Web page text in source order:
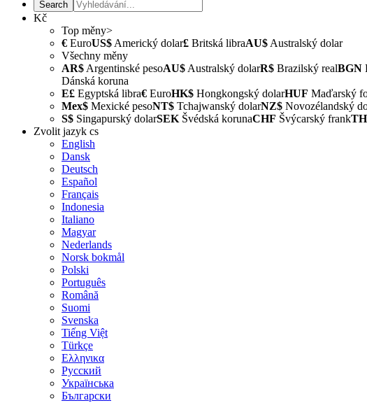
Kč
Top měny>
€ EuroUS$ Americký dolar£ Britská libraAU$ Australský dolar
Všechny měny
AR$ Argentinské pesoAU$ Australský dolarR$ Brazilský realBGN
Dánská koruna
E£ Egyptská libra€ EuroHK$ Hongkongský dolarHUF Maďarský
Mex$ Mexické pesoNT$ Tchajwanský dolarNZ$ Novozélandský
S$ Singapurský dolarSEK Švédská korunaCHF Švýcarský frank
Zvolit jazyk cs
English
Dansk
Deutsch
Español
Français
Indonesia
Italiano
Magyar
Nederlands
Norsk bokmål
Polski
Português
Română
Suomi
Svenska
Tiếng Việt
Türkçe
Ελληνικα
Русский
Українська
Български